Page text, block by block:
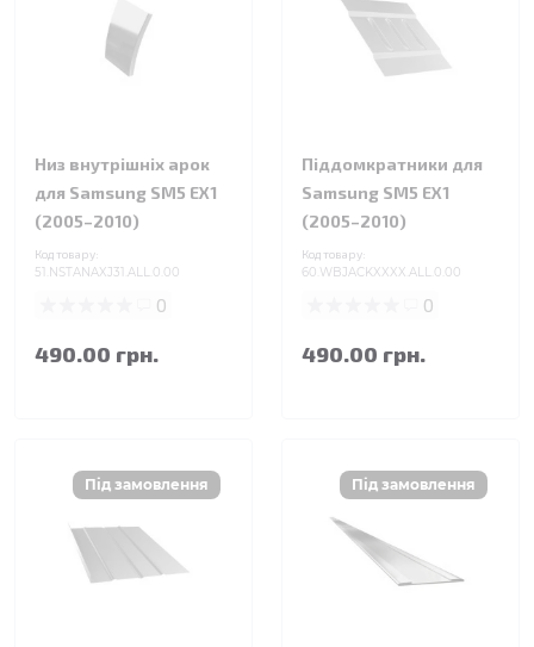
Низ внутрішніх арок
для Samsung SM5 EX1
(2005–2010)
Код товару:
51.NSTANAXJ31.ALL.0.00
0
490.00 грн.
Піддомкратники для
Samsung SM5 EX1
(2005–2010)
Код товару:
60.WBJACKXXXX.ALL.0.00
0
490.00 грн.